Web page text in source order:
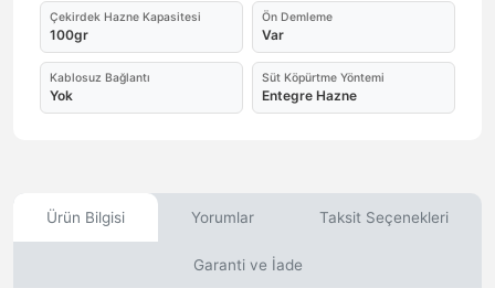
Çekirdek Hazne Kapasitesi
100gr
Ön Demleme
Var
Kablosuz Bağlantı
Yok
Süt Köpürtme Yöntemi
Entegre Hazne
Ürün Bilgisi Yorumlar Taksit Seçenekleri
Garanti ve İade